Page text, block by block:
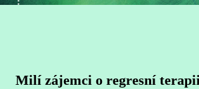
Milí zájemci o regresní